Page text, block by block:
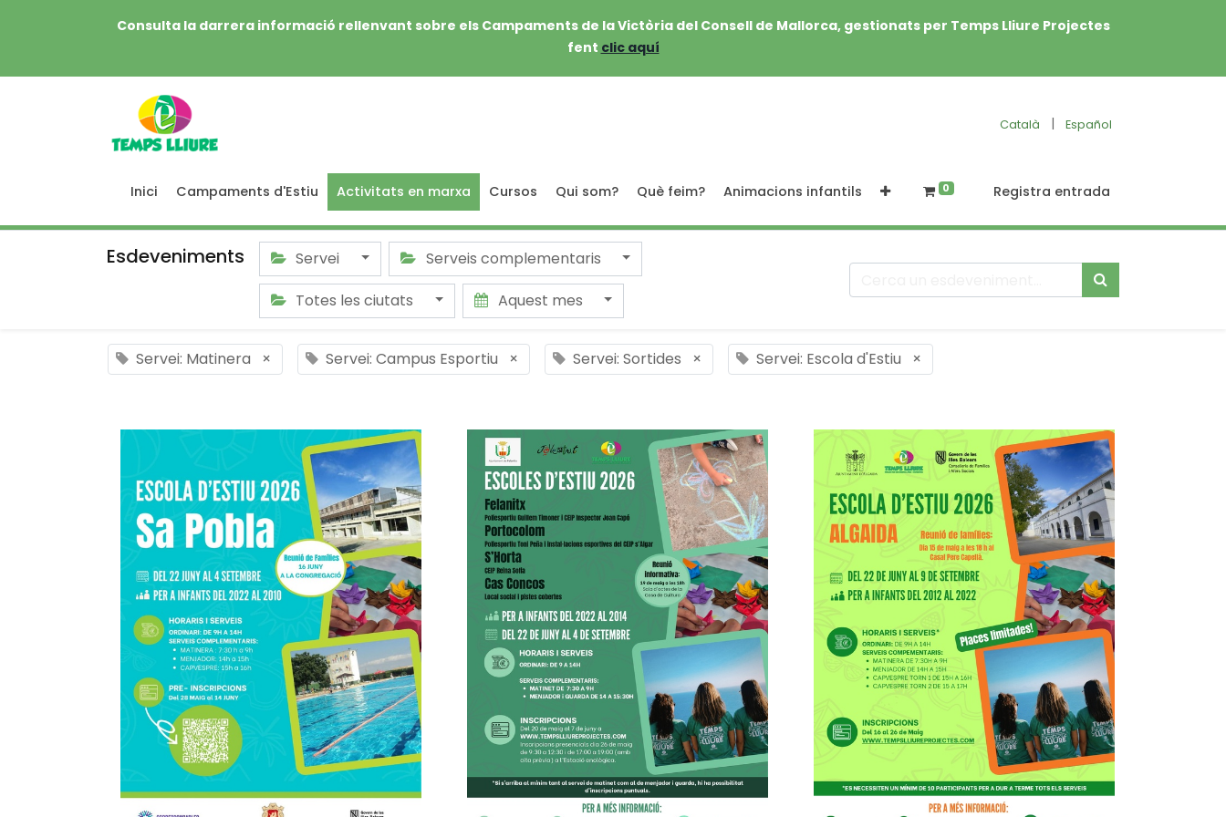
Consulta la darrera informació rellenvant sobre els Campaments de la Victòria del Consell de Mallorca, gestionats per Temps Lliure Projectes
fent clic aquí
Català | Español
Inici Campaments d'Estiu Activitats en marxa Cursos Qui som? Què feim? Animacions infantils 0 Registra entrada
Esdeveniments Servei
Serveis complementaris
Totes les ciutats
Aquest mes
Servei: Matinera × Servei: Campus Esportiu × Servei: Sortides × Servei: Escola d'Estiu ×